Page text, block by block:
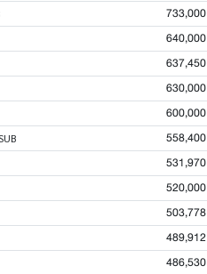
733,000
640,000
637,450
630,000
600,000
558,400
531,970
520,000
503,778
489,912
486,530